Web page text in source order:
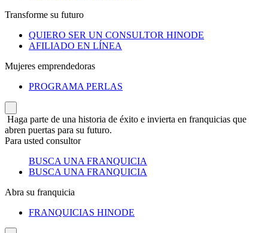
Transforme su futuro
QUIERO SER UN CONSULTOR HINODE
AFILIADO EN LÍNEA
Mujeres emprendedoras
PROGRAMA PERLAS
Haga parte de una historia de éxito e invierta en franquicias que
abren puertas para su futuro.
Para usted consultor
BUSCA UNA FRANQUICIA
BUSCA UNA FRANQUICIA
Abra su franquicia
FRANQUICIAS HINODE